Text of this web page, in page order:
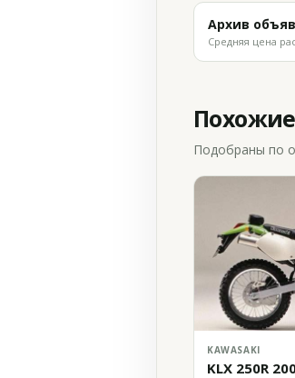
Архив
Средняя цена
Подобраны по
KAWASAKI
KLX 250R